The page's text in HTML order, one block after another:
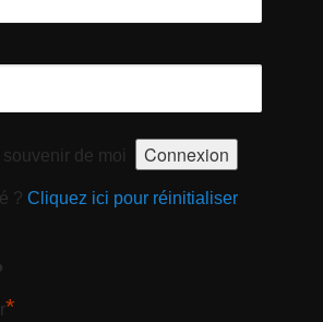
souvenir de moi
?Cliquez ici pour réinitialiser
*